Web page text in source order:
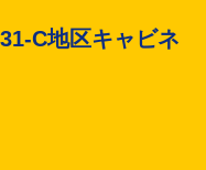
C地区キャビネ